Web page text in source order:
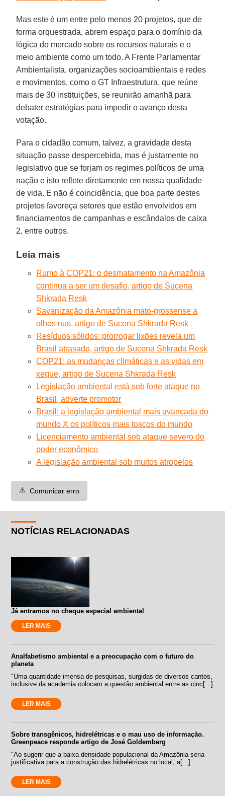
Mas este é um entre pelo menos 20 projetos, que de
forma orquestrada, abrem espaço para o domínio da
lógica do mercado sobre os recursos naturais e o
meio ambiente como um todo. A Frente Parlamentar
Ambientalista, organizações socioambientais e redes
e movimentos, como o GT Infraestrutura, que reúne
mais de 30 instituições, se reunirão amanhã para
debater estratégias para impedir o avanço desta
votação.
Para o cidadão comum, talvez, a gravidade desta
situação passe despercebida, mas é justamente no
legislativo que se forjam os regimes políticos de uma
nação e isto reflete diretamente em nossa qualidade
de vida. E não é coincidência, que boa parte destes
projetos favoreça setores que estão envolvidos em
financiamentos de campanhas e escândalos de caixa
2, entre outros.
Leia mais
Rumo à COP21: o desmatamento na Amazônia
continua a ser um desafio, artigo de Sucena
Shkrada Resk
Savanização da Amazônia mato-grossense a
olhos nus, artigo de Sucena Shkrada Resk
Resíduos sólidos: prorrogar lixões revela um
Brasil atrasado, artigo de Sucena Shkrada Resk
COP21: as mudanças climáticas e as vidas em
xeque, artigo de Sucena Shkrada Resk
Legislação ambiental está sob forte ataque no
Brasil, adverte promotor
Brasil: a legislação ambiental mais avançada do
mundo X os políticos mais toscos do mundo
Licenciamento ambiental sob ataque severo do
poder econômico
A legislação ambiental sob muitos atropelos
⚠️ Comunicar erro
NOTÍCIAS RELACIONADAS
Já entramos no cheque especial ambiental
LER MAIS
Analfabetismo ambiental e a preocupação com o futuro do
planeta
"Uma quantidade imensa de pesquisas, surgidas de diversos cantos,
inclusive da academia colocam a questão ambiental entre as cinc[...]
LER MAIS
Sobre transgênicos, hidrelétricas e o mau uso de informação.
Greenpeace responde artigo de José Goldemberg
"Ao sugerir que a baixa densidade populacional da Amazônia seria
justificativa para a construção das hidrelétricas no local, a[...]
LER MAIS